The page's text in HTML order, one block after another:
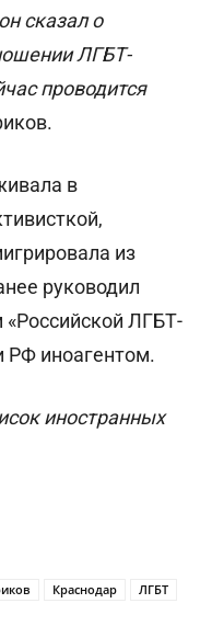
сказал о
ЛГБТ-
проводится
в
из
руководил
ЛГБТ-
РФ иноагентом.
иностранных
Краснодар
ЛГБТ